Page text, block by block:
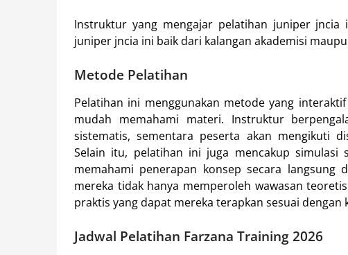
Instruktur yang mengajar pelatihan juniper
juniper jncia ini baik dari kalangan akademisi
Metode Pelatihan
Pelatihan ini menggunakan metode yang
mudah memahami materi. Instruktur
sistematis, sementara peserta akan mengikuti
Selain itu, pelatihan ini juga mencakup
memahami penerapan konsep secara langsung
mereka tidak hanya memperoleh wawasan
praktis yang dapat mereka terapkan sesuai
Jadwal Pelatihan Farzana Training 2026